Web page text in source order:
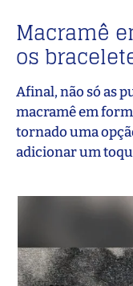
Macramê
os
Afinal, não só as
macramê em
tornado uma
adicionar um